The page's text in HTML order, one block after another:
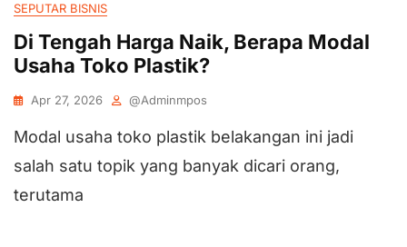
SEPUTAR BISNIS
Di Tengah Harga Naik, Berapa Modal
Usaha Toko Plastik?
Apr 27, 2026 @adminmpos
Modal usaha toko plastik belakangan ini jadi
salah satu topik yang banyak dicari orang,
terutama